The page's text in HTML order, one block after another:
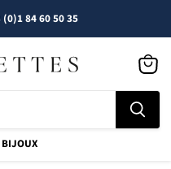
(0)1 84 60 50 35
BIJOUX
le
panier